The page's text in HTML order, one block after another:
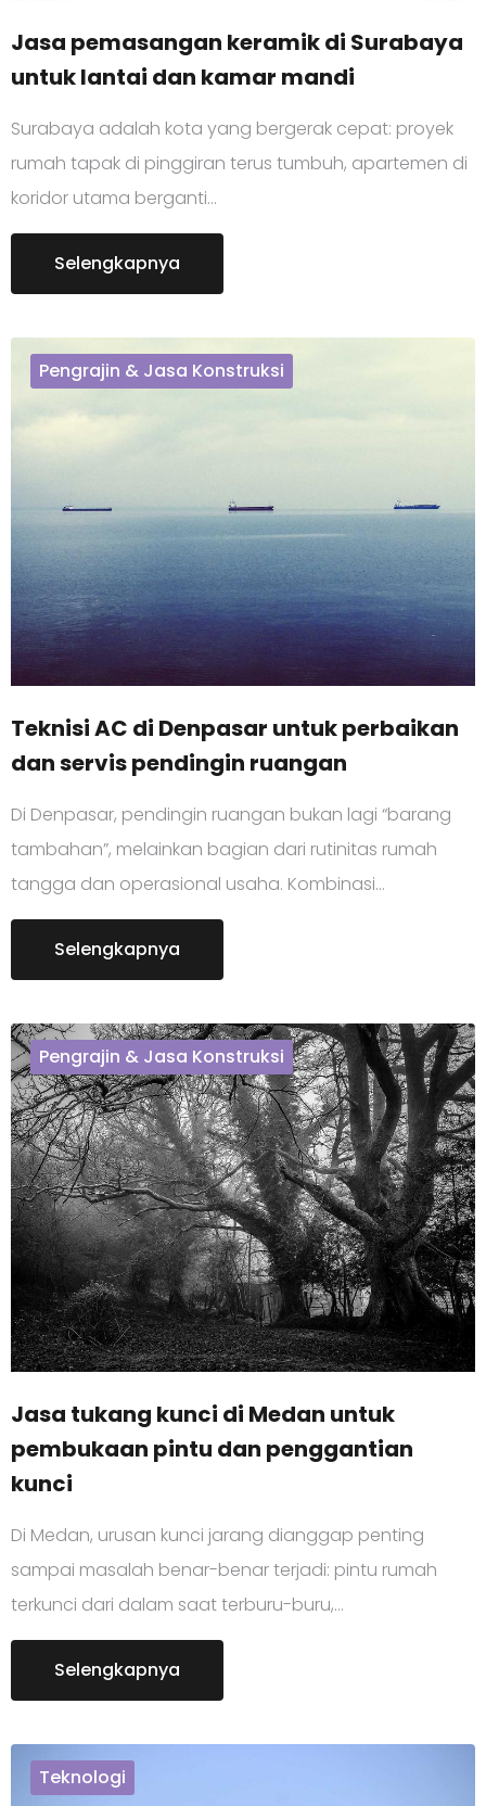
Jasa pemasangan keramik di Surabaya
untuk lantai dan kamar mandi
Surabaya adalah kota yang bergerak cepat: proyek
rumah tapak di pinggiran terus tumbuh, apartemen di
koridor utama berganti…
Selengkapnya
Pengrajin & Jasa Konstruksi
Teknisi AC di Denpasar untuk perbaikan
dan servis pendingin ruangan
Di Denpasar, pendingin ruangan bukan lagi “barang
tambahan”, melainkan bagian dari rutinitas rumah
tangga dan operasional usaha. Kombinasi…
Selengkapnya
Pengrajin & Jasa Konstruksi
Jasa tukang kunci di Medan untuk
pembukaan pintu dan penggantian
kunci
Di Medan, urusan kunci jarang dianggap penting
sampai masalah benar-benar terjadi: pintu rumah
terkunci dari dalam saat terburu-buru,…
Selengkapnya
Teknologi